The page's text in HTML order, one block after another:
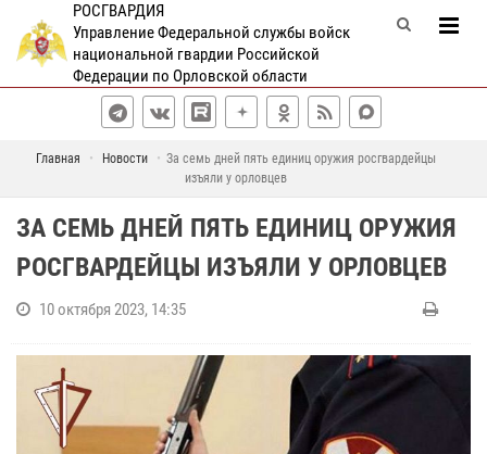
РОСГВАРДИЯ
Управление Федеральной службы войск
национальной гвардии Российской
Федерации по Орловской области
Главная Новости
За семь дней пять единиц оружия росгвардейцы
изъяли у орловцев
ЗА СЕМЬ ДНЕЙ ПЯТЬ ЕДИНИЦ ОРУЖИЯ
РОСГВАРДЕЙЦЫ ИЗЪЯЛИ У ОРЛОВЦЕВ
10 октября 2023, 14:35